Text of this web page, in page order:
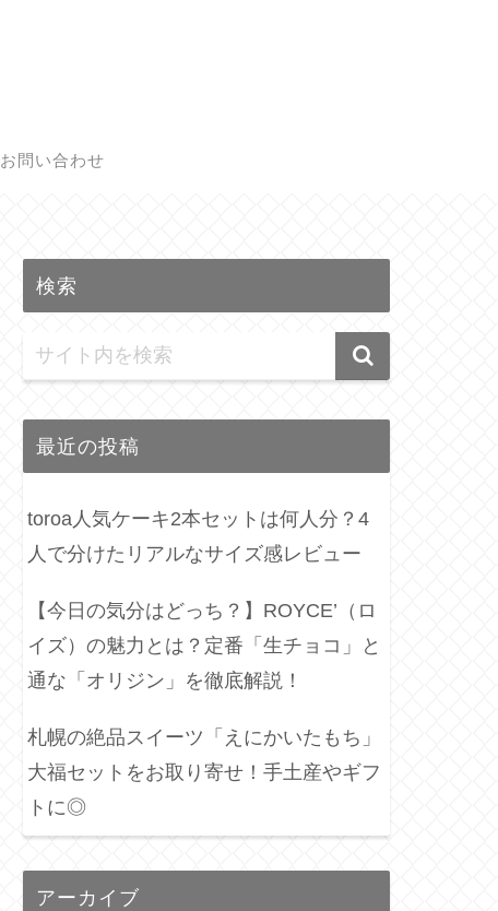
お問い合わせ
検索
最近の投稿
toroa人気ケーキ2本セットは何人分？4
人で分けたリアルなサイズ感レビュー
【今日の気分はどっち？】ROYCE’（ロ
イズ）の魅力とは？定番「生チョコ」と
通な「オリジン」を徹底解説！
札幌の絶品スイーツ「えにかいたもち」
大福セットをお取り寄せ！手土産やギフ
トに◎
アーカイブ